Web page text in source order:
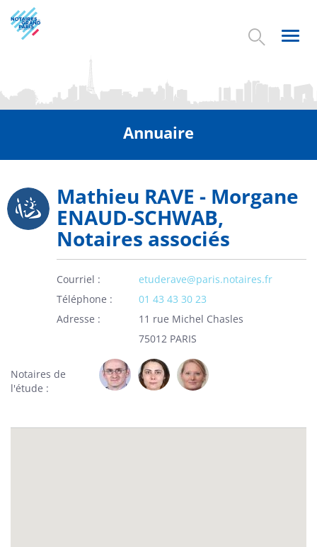
Aller
au
contenu
Annuaire
Picto Mathieu RAVE - Morgane
ENAUD-SCHWAB,
Notaires associés
Courriel
etuderave@paris.notaires.fr
Téléphone
01 43 43 30 23
Adresse
11 rue Michel Chasles
75012 PARIS
Notaires de
l'étude :